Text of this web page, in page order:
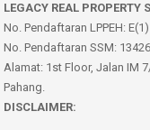
LEGACY REAL PROPERTY
No. Pendaftaran LPPEH:
No. Pendaftaran SSM:
Alamat: 1st Floor, Jalan IM
Pahang.
DISCLAIMER: